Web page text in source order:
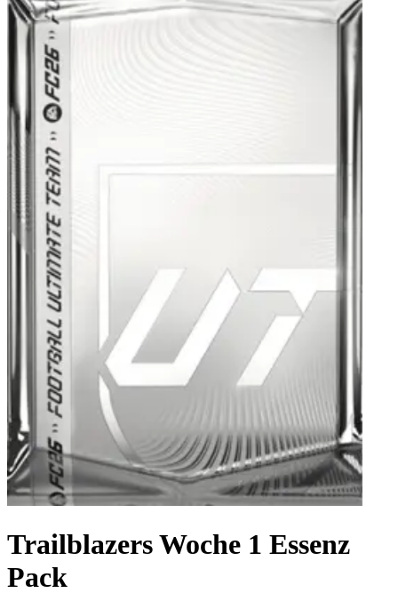
Trailblazers Woche 1 Essenz
Pack